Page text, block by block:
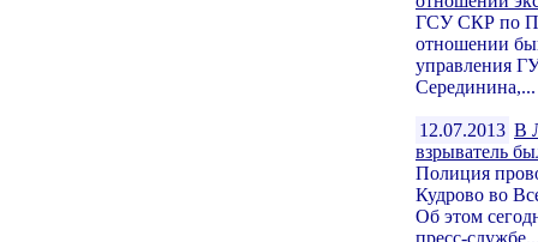
ГСУ СКР по
отношении
управления
Серединина,...
12.07.2013 В
взрыватель
Полиция
Кудрово во
Об этом